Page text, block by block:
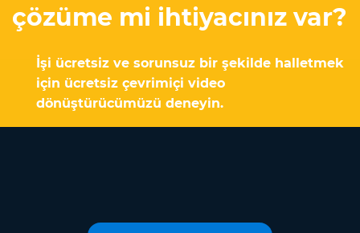
çözüme mi ihtiyacınız var?
İşi ücretsiz ve sorunsuz bir şekilde halletmek
için ücretsiz çevrimiçi video
dönüştürücümüzü deneyin.